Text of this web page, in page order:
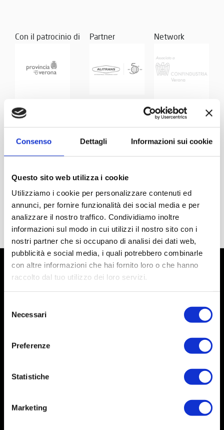
Consenso Dettagli Informazioni sui cookie
Questo sito web utilizza i cookie
Utilizziamo i cookie per personalizzare contenuti ed
annunci, per fornire funzionalità dei social media e per
analizzare il nostro traffico. Condividiamo inoltre
informazioni sul modo in cui utilizzi il nostro sito con i
nostri partner che si occupano di analisi dei dati web,
pubblicità e social media, i quali potrebbero combinarle
con altre informazioni che hai fornito loro o che hanno
raccolto dal tuo utilizzo dei loro servizi.
delNecessari
Preferenze
Statistiche
Marketing
Con il patrocinio di Partner Network
Social
Instagram